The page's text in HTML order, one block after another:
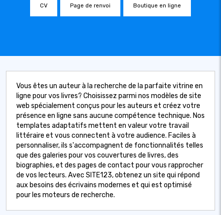
CV Page de renvoi Boutique en ligne
Vous êtes un auteur à la recherche de la parfaite vitrine en
ligne pour vos livres? Choisissez parmi nos modèles de site
web spécialement conçus pour les auteurs et créez votre
présence en ligne sans aucune compétence technique. Nos
templates adaptatifs mettent en valeur votre travail
littéraire et vous connectent à votre audience. Faciles à
personnaliser, ils s'accompagnent de fonctionnalités telles
que des galeries pour vos couvertures de livres, des
biographies, et des pages de contact pour vous rapprocher
de vos lecteurs. Avec SITE123, obtenez un site qui répond
aux besoins des écrivains modernes et qui est optimisé
pour les moteurs de recherche.